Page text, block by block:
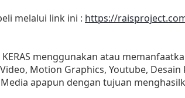
melalui link ini : https://
menggunakan atau
Motion Graphics, Youtube,
apapun dengan tujuan